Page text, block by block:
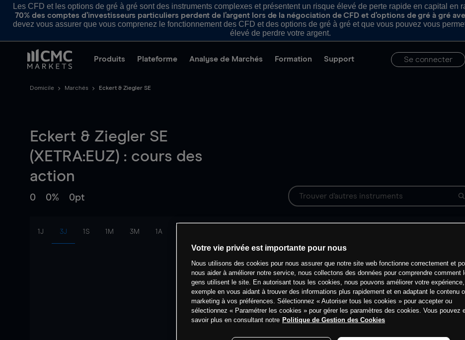
Les CFD et les options de gré à gré sont des instruments complexes et présentent un risque élevé de perte rapide en capital en
70% des comptes d’investisseurs particuliers perdent de l’argent lors de la négociation de CFD et d’options de gré à gré
devez vous assurer que vous comprenez le fonctionnement des CFD et des options de gré à gré et que vous pouvez vous
élevé de perdre votre argent.
Produits Plateforme Analyse de Marchés Formation Support Se connecter
Domicile Marchés Eckert & Ziegler SE
Eckert & Ziegler SE
(XETRA:EUZ) : cours des
action
0 0% 0pt
1J 3J 1S 1M 3M 1A
Votre vie privée est importante pour nous
Nous utilisons des cookies pour nous assurer que notre site web fonctionne correctement et
nous aider à améliorer notre service, nous collectons des données pour comprendre comment
gens utilisent le site. En autorisant tous les cookies, nous pouvons améliorer votre
exemple en vous aidant à trouver des informations plus rapidement et en adaptant le contenu
marketing à vos préférences. Sélectionnez « Autoriser tous les cookies » pour accepter ou
sélectionnez « Paramétrer les cookies » pour gérer les paramètres des cookies. Vous pouvez
savoir plus en consultant notre Politique de Gestion des Cookies